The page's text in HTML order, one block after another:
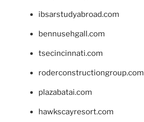
ibsarstudyabroad.com
bennusehgall.com
tsecincinnati.com
roderconstructiongroup.com
plazabatai.com
hawkscayresort.com